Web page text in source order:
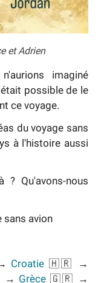
et Adrien
imaginé
possible de le
ce voyage.
du voyage sans
à l'histoire aussi
? Qu'avons-nous
sans avion
Croatie 🇭🇷 →
→ Grèce 🇬🇷 →